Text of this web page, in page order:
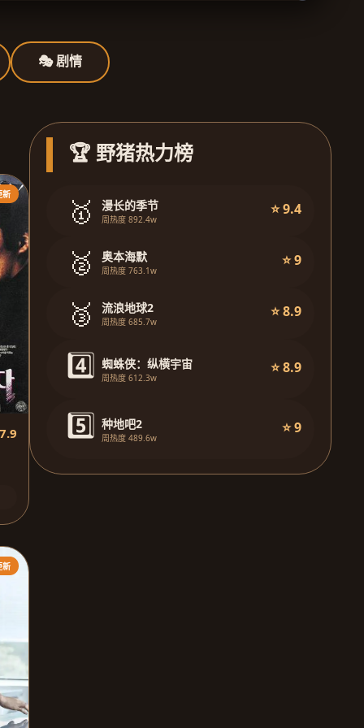
🎭 剧情
新
7.9
新
🏆 野猪热力榜
🥇 漫长的季节
周热度 892.4w
⭐ 9.4
🥈 奥本海默
周热度 763.1w
⭐ 9
🥉 流浪地球2
周热度 685.7w
⭐ 8.9
4️⃣ 蜘蛛侠：纵横宇宙
周热度 612.3w
⭐ 8.9
5️⃣ 种地吧2
周热度 489.6w
⭐ 9